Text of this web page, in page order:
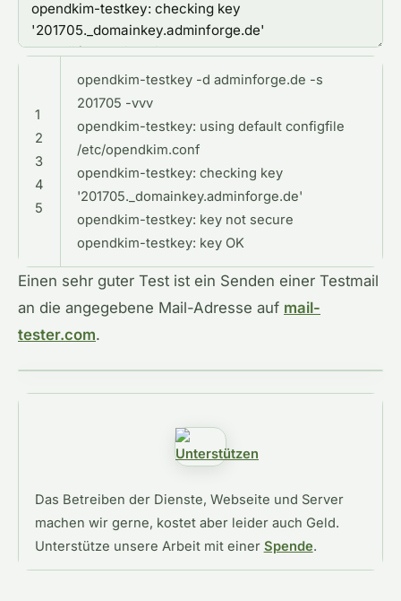
1
2
3
4
5
opendkim-testkey -d adminforge.de -s
201705 -vvv
opendkim-testkey: using default configfile
/etc/opendkim.conf
opendkim-testkey: checking key
'201705._domainkey.adminforge.de'
opendkim-testkey: key not secure
opendkim-testkey: key OK
Einen sehr guter Test ist ein Senden einer Testmail
an die angegebene Mail-Adresse auf mail-
tester.com.
Das Betreiben der Dienste, Webseite und Server
machen wir gerne, kostet aber leider auch Geld.
Unterstütze unsere Arbeit mit einer Spende.